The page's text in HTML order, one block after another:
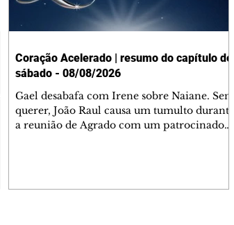
Coração Acelerado | resumo do capítulo de
sábado - 08/08/2026
Gael desabafa com Irene sobre Naiane. Sem
querer, João Raul causa um tumulto durante
a reunião de Agrado com um patrocinador.